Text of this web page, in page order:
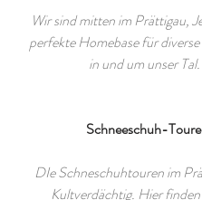
Wir sind mitten im Prättigau,
perfekte Homebase für
in und um unser Tal.
Schneeschuh-
DIe Schneschuhtouren im
Kultverdächtig. Hier